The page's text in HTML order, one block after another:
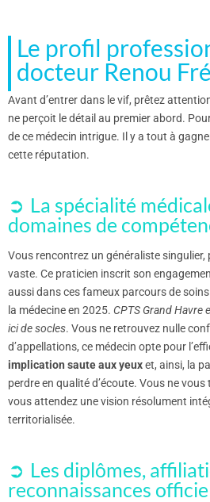
Le profil
docteur Renou
Avant d’entrer dans le vif, prêtez
ne perçoit le détail au premier abord.
de ce médecin intrigue. Il y a tout à
cette réputation.
La spécialité
domaines de
Vous rencontrez un généraliste singulier,
vaste. Ce praticien inscrit son
aussi dans ces fameux parcours de
la médecine en 2025. CPTS Grand Havre
ici de socles. Vous ne retrouvez nulle
d’appellations, ce médecin opte pour
implication saute aux yeuxet, ainsi, la
perdre en qualité d’écoute. Vous ne
vous attendez une vision résolument
territorialisée.
Les diplômes,
reconnaissances